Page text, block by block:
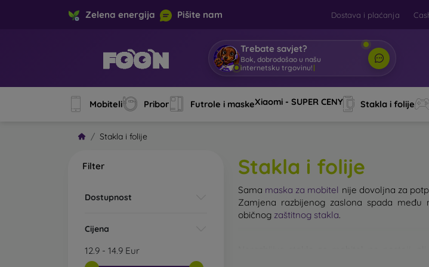
Zelena energija Pišite nam Dostava i plaćanja
Trebate savjet?
Bok, dobrodošao u našu
internetsku trgovinu! |
Mobiteli Pribor Futrole i maskeXiaomi - SUPER CENY Stakla i folije
Stakla i folije
Filter
Dostupnost
Cijena
12.9 - 14.9 Eur
Stakla i folije
Sama maska za mobitel nije dovoljna za
Zamjena razbijenog zaslona spada
običnog zaštitnog stakla.
kaljenog stakla ne treba podcjenjivati. Što